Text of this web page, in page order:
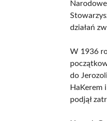
działań
W 1936
do
HaKerem
podjął